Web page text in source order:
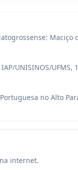
Maciço
UNISINOS/UFMS,
no Alto
internet.